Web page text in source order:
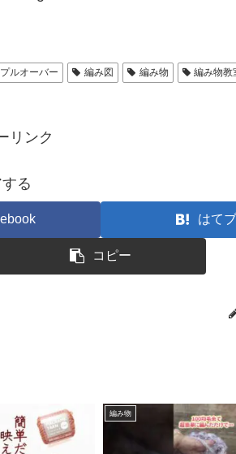
プルオーバー 編み図 編み物 編み物教
リンク
る
はてブ
コピー
編み物